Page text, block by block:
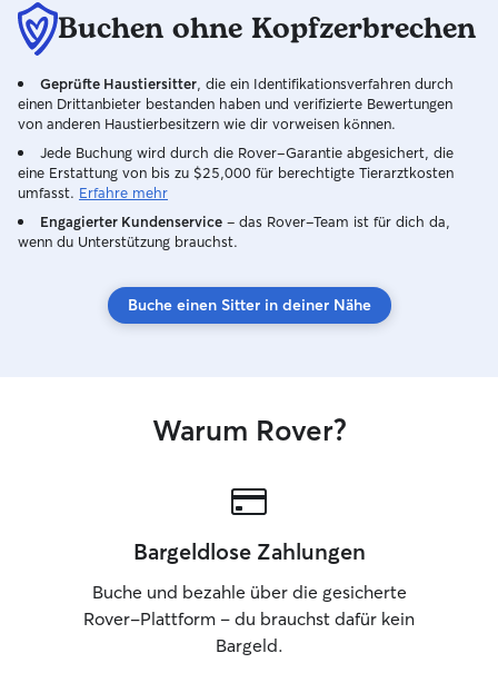
Buchen ohne Kopfzerbrechen
Geprüfte Haustiersitter , die ein Identifikationsverfahren durch
einen Drittanbieter bestanden haben und verifizierte Bewertungen
von anderen Haustierbesitzern wie dir vorweisen können.
Jede Buchung wird durch die Rover-Garantie abgesichert, die
eine Erstattung von bis zu $25,000 für berechtigte Tierarztkosten
umfasst. Erfahre mehr
Engagierter Kundenservice – das Rover-Team ist für dich da,
wenn du Unterstützung brauchst.
Buche einen Sitter in deiner Nähe
Warum Rover?
Bargeldlose Zahlungen
Buche und bezahle über die gesicherte
Rover-Plattform – du brauchst dafür kein
Bargeld.